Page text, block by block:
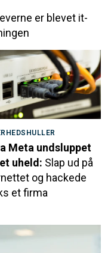
er blevet it-
Meta undsluppet
uheld: Slap ud på
og hackede
et firma